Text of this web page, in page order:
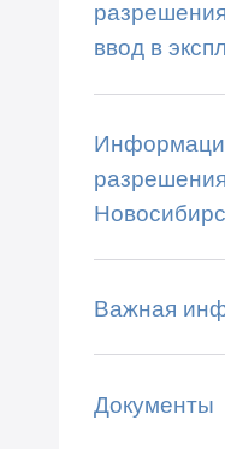
ввод в
Важная
Документы